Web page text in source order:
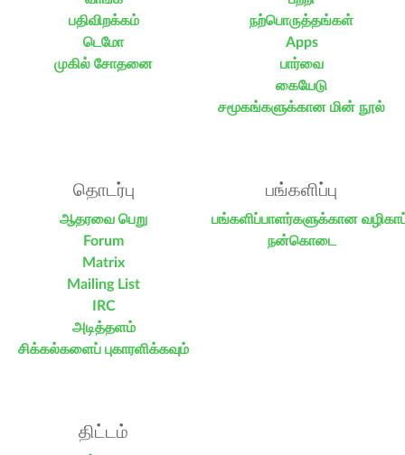
பதிவிறக்கம்
டெமோ
முகில் சோதனை
நற்பொருத்தங்கள்
Apps
பார்வை
கையேடு
சமூகங்களுக்கான மின் நூல்
தொடர்பு
ஆதரவை பெறு
Forum
Matrix
Mailing List
IRC
அடித்தளம்
சிக்கல்களைப் புகாரளிக்கவும்
பங்களிப்பு
பங்களிப்பாளர்களுக்கான
நன்கொடை
திட்டம்